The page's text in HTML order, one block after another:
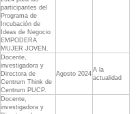
participantes del
Programa de
Incubación de
Ideas de Negocio
EMPODERA
MUJER JOVEN.
Docente,
investigadora y
Directora de
Centrum Think de
Centrum PUCP.
Agosto 2024
A la
actualidad
Docente,
investigadora y